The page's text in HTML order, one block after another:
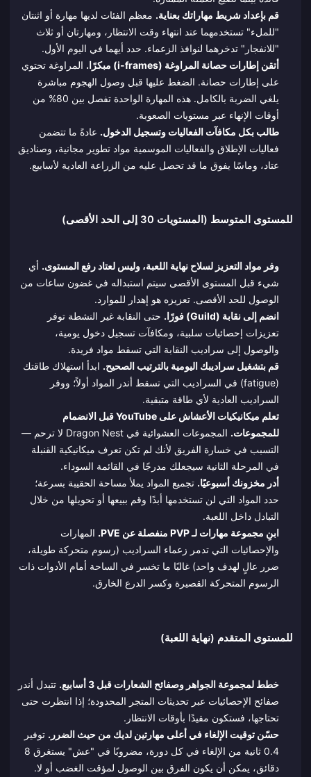
قم بإعداد شريط مهاراتك بعناية. معظم الفئات لديها مهارة أو اثنتان
"للملء" تستخدمهما عند انتهاء وقت الانتظار، ومهارتان أو ثلاث
"للانفجار" تدخرهما لنوافذ الزعماء. حدد أيهما في اليوم الأول.
أتقن إطارات حصانة المراوغة (i-frames) مبكرًا.
المراوغة تحتوي
على إطارات حصانة. الضغط عليها قبل وصول الهجوم مباشرة
يلغي الضربة بالكامل. هذه المهارة الواحدة تفصل بين 80% من
أوقات الإنهاء عبر مستويات الصعوبة.
طالب بكل مكافآت الفعاليات وتسجيل الدخول. عادةً ما تتضمن
فعاليات الإطلاق والفعاليات الموسمية مواد تطوير مجانية، وصناديق
عتاد، وماسًا يفوق ما قد تحصل عليه من الزراعة العادية لأسابيع.
للمستوى المتوسط (المستويات 30 إلى الحد الأقصى)
وفر مواد التعزيز لسلاح نهاية اللعبة، وليس لعتاد رفع المستوى. أي
شيء قبل المستوى الأقصى سيتم استبداله في غضون ساعات من
الوصول للحد الأقصى. تعزيزه هو إهدار للموارد.
انضم إلى نقابة (Guild) فورًا.
حتى النقابة غير النشطة توفر
تعزيزات إحصائيات سلبية، ومكافآت تسجيل دخول يومية،
والوصول إلى سراديب النقابة التي تسقط مواد فريدة.
قم بتشغيل سراديبك اليومية بالترتيب الصحيح. ابدأ استهلاك طاقتك
(fatigue) في السراديب التي تسقط أندر المواد أولاً؛ ووفر
السراديب العادية لأي طاقة متبقية.
تعلم ميكانيكيات الأعشاش على YouTube قبل الانضمام
للمجموعات.
المجموعات العشوائية في Dragon Nest لا ترحم —
التسبب في خسارة الفريق لأنك لم تكن تعرف ميكانيكية القنبلة
في المرحلة الثانية سيجعلك مدرجًا في القائمة السوداء.
أدر مخزونك أسبوعيًا. تجميع المواد يملأ مساحة الحقيبة بسرعة؛
حدد المواد التي لن تستخدمها أبدًا وقم ببيعها أو تحويلها من خلال
التبادل داخل اللعبة.
ابنِ مجموعة مهارات لـ PVP منفصلة عن PVE.
المهارات
والإحصائيات التي تدمر زعماء السراديب (رسوم متحركة طويلة،
ضرر عالٍ لهدف واحد) غالبًا ما تخسر في الساحة أمام الأدوات ذات
الرسوم المتحركة القصيرة وكسر الدرع الخارق.
للمستوى المتقدم (نهاية اللعبة)
خطط لمجموعة الجواهر وصفائح الشعارات قبل 3 أسابيع.
تتبدل أندر
صفائح الإحصائيات عبر تحديثات المتجر المحدودة؛ إذا انتظرت حتى
تحتاجها، فستكون مقيدًا بأوقات الانتظار.
حسّن توقيت الإلغاء في أعلى مهارتين لديك من حيث الضرر. توفير
0.4 ثانية من الإلغاء في كل دورة، مضروبًا في "عش" يستغرق 8
دقائق، يمكن أن يكون الفرق بين الوصول لمؤقت الغضب أو لا.